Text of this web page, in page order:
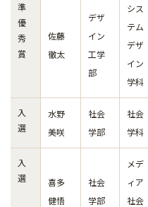
準
優
秀
賞
佐藤
徹太
デザ
イン
工学
部
シス
テム
デザ
イン
学科
入
選
水野
美咲
社会
学部
社会
学科
入
選
喜多
健悟
社会
学部
メデ
ィア
社会